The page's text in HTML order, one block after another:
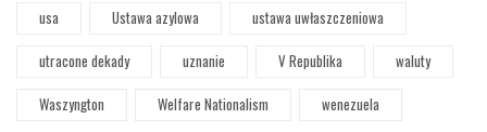
usa
Ustawa azylowa
ustawa uwłaszczeniowa
utracone dekady
uznanie V Republika
waluty
Waszyngton
Welfare Nationalism
wenezuela